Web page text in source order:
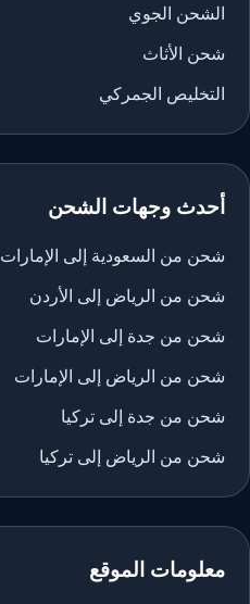
الشحن الجوي
شحن الأثاث
التخليص الجمركي
أحدث وجهات الشحن
شحن من السعودية إلى الإمارات
شحن من الرياض إلى الأردن
شحن من جدة إلى الإمارات
شحن من الرياض إلى الإمارات
شحن من جدة إلى تركيا
شحن من الرياض إلى تركيا
معلومات الموقع